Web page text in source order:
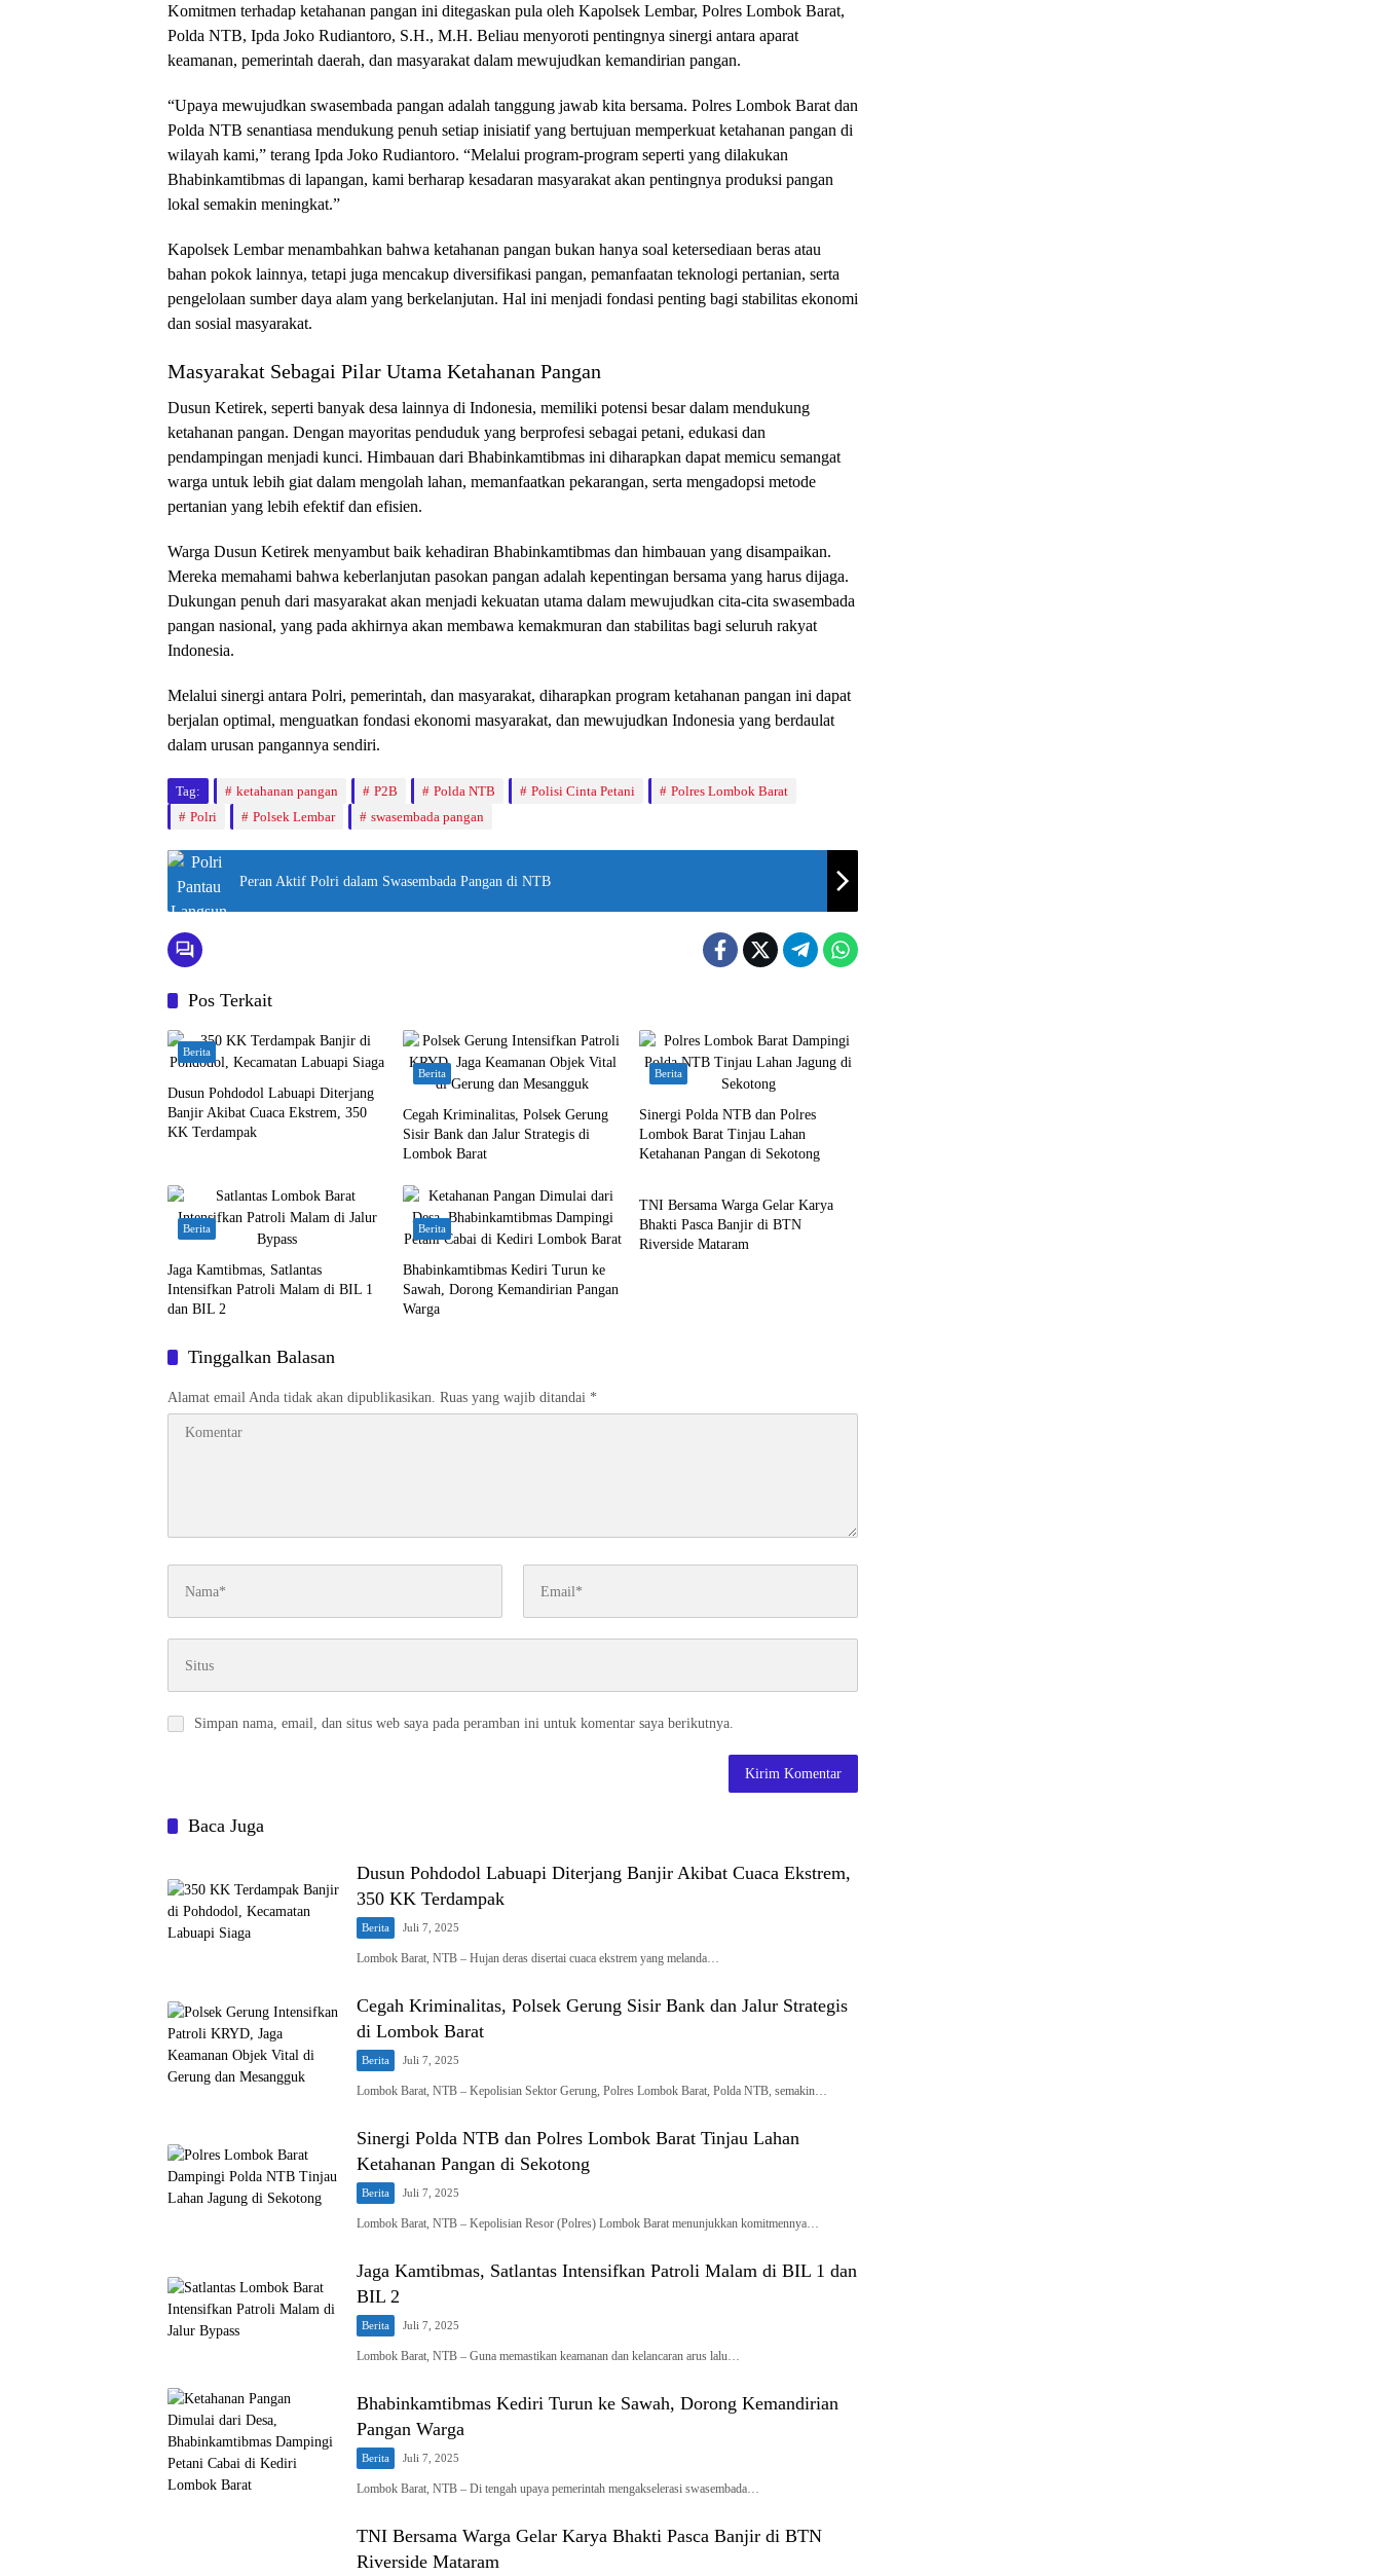
Komitmen terhadap ketahanan pangan ini ditegaskan pula oleh Kapolsek Lembar, Polres Lombok Barat,
Polda NTB, Ipda Joko Rudiantoro, S.H., M.H. Beliau menyoroti pentingnya sinergi antara aparat
keamanan, pemerintah daerah, dan masyarakat dalam mewujudkan kemandirian pangan.
“Upaya mewujudkan swasembada pangan adalah tanggung jawab kita bersama. Polres Lombok Barat dan
Polda NTB senantiasa mendukung penuh setiap inisiatif yang bertujuan memperkuat ketahanan pangan di
wilayah kami,” terang Ipda Joko Rudiantoro. “Melalui program-program seperti yang dilakukan
Bhabinkamtibmas di lapangan, kami berharap kesadaran masyarakat akan pentingnya produksi pangan
lokal semakin meningkat.”
Kapolsek Lembar menambahkan bahwa ketahanan pangan bukan hanya soal ketersediaan beras atau
bahan pokok lainnya, tetapi juga mencakup diversifikasi pangan, pemanfaatan teknologi pertanian, serta
pengelolaan sumber daya alam yang berkelanjutan. Hal ini menjadi fondasi penting bagi stabilitas ekonomi
dan sosial masyarakat.
Masyarakat Sebagai Pilar Utama Ketahanan Pangan
Dusun Ketirek, seperti banyak desa lainnya di Indonesia, memiliki potensi besar dalam mendukung
ketahanan pangan. Dengan mayoritas penduduk yang berprofesi sebagai petani, edukasi dan
pendampingan menjadi kunci. Himbauan dari Bhabinkamtibmas ini diharapkan dapat memicu semangat
warga untuk lebih giat dalam mengolah lahan, memanfaatkan pekarangan, serta mengadopsi metode
pertanian yang lebih efektif dan efisien.
Warga Dusun Ketirek menyambut baik kehadiran Bhabinkamtibmas dan himbauan yang disampaikan.
Mereka memahami bahwa keberlanjutan pasokan pangan adalah kepentingan bersama yang harus dijaga.
Dukungan penuh dari masyarakat akan menjadi kekuatan utama dalam mewujudkan cita-cita swasembada
pangan nasional, yang pada akhirnya akan membawa kemakmuran dan stabilitas bagi seluruh rakyat
Indonesia.
Melalui sinergi antara Polri, pemerintah, dan masyarakat, diharapkan program ketahanan pangan ini dapat
berjalan optimal, menguatkan fondasi ekonomi masyarakat, dan mewujudkan Indonesia yang berdaulat
dalam urusan pangannya sendiri.
Tag: ketahanan pangan P2B Polda NTB Polisi Cinta Petani
Polres Lombok Barat
Polri
Polsek Lembar swasembada pangan
Peran Aktif Polri dalam Swasembada Pangan di NTB
Pos Terkait
Berita
Dusun Pohdodol Labuapi Diterjang
Banjir Akibat Cuaca Ekstrem, 350
KK Terdampak
Berita
Cegah Kriminalitas, Polsek Gerung
Sisir Bank dan Jalur Strategis di
Lombok Barat
Berita
Sinergi Polda NTB dan Polres
Lombok Barat Tinjau Lahan
Ketahanan Pangan di Sekotong
Berita
Jaga Kamtibmas, Satlantas
Intensifkan Patroli Malam di BIL 1
dan BIL 2
Berita
Bhabinkamtibmas Kediri Turun ke
Sawah, Dorong Kemandirian Pangan
Warga
TNI Bersama Warga Gelar Karya
Bhakti Pasca Banjir di BTN
Riverside Mataram
Tinggalkan Balasan
Alamat email Anda tidak akan dipublikasikan. Ruas yang wajib ditandai *
Simpan nama, email, dan situs web saya pada peramban ini untuk komentar saya berikutnya.
Baca Juga
Dusun Pohdodol Labuapi Diterjang Banjir Akibat Cuaca Ekstrem,
350 KK Terdampak
Berita Juli 7, 2025
Lombok Barat, NTB – Hujan deras disertai cuaca ekstrem yang melanda…
Cegah Kriminalitas, Polsek Gerung Sisir Bank dan Jalur Strategis
di Lombok Barat
Berita Juli 7, 2025
Lombok Barat, NTB – Kepolisian Sektor Gerung, Polres Lombok Barat, Polda NTB, semakin…
Sinergi Polda NTB dan Polres Lombok Barat Tinjau Lahan
Ketahanan Pangan di Sekotong
Berita Juli 7, 2025
Lombok Barat, NTB – Kepolisian Resor (Polres) Lombok Barat menunjukkan komitmennya…
Jaga Kamtibmas, Satlantas Intensifkan Patroli Malam di BIL 1 dan
BIL 2
Berita Juli 7, 2025
Lombok Barat, NTB – Guna memastikan keamanan dan kelancaran arus lalu…
Bhabinkamtibmas Kediri Turun ke Sawah, Dorong Kemandirian
Pangan Warga
Berita Juli 7, 2025
Lombok Barat, NTB – Di tengah upaya pemerintah mengakselerasi swasembada…
TNI Bersama Warga Gelar Karya Bhakti Pasca Banjir di BTN
Riverside Mataram